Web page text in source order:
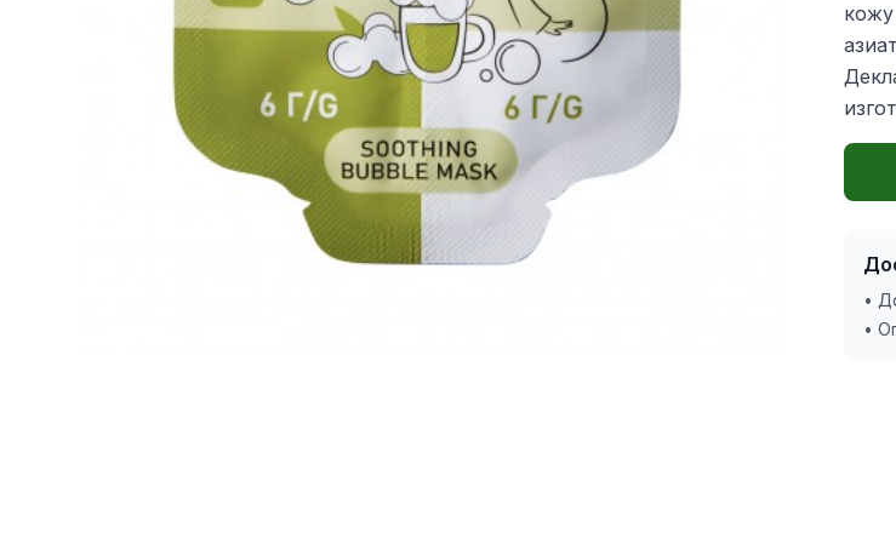
•
•